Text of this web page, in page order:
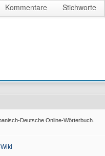
Kommentare Stichworte
Deutsche Online-Wörterbuch.